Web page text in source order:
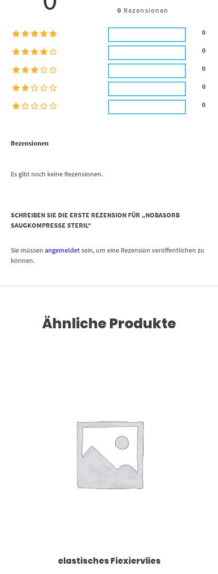
Rezensionen
Es gibt noch keine Rezensionen.
0 Rezensionen
0
0
0
0
0
SCHREIBEN SIE DIE ERSTE REZENSION FÜR „NOBASORB
SAUGKOMPRESSE STERIL“
Sie müssenangemeldetsein, um eine Rezension veröffentlichen zu
können.
Ähnliche Produkte
elastisches Fiexiervlies